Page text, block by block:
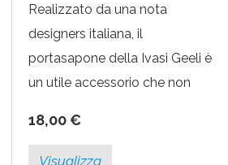
Realizzato da una nota
designers italiana, il
portasapone della Ivasi Geeli è
un utile accessorio che non
Da poter coordinare anche
con altri prodotti...
18,00 €
Visualizza